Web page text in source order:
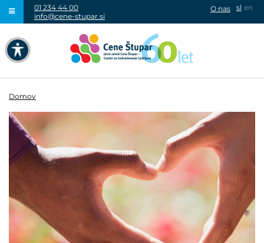
NAVIGACIJA PREKO TIPKOVNICE
VISOK KONTRAST
01 234 44 00
info@cene-stupar.si
sl en
O nas
Domov